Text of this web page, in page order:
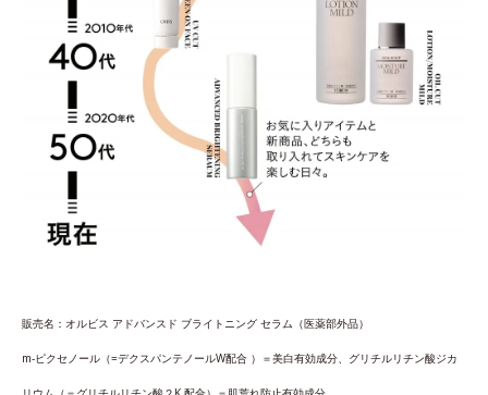
販売名：オルビス アドバンスド ブライトニング セラム（医薬部外品）
m‐ピクセノール（=デクスパンテノールW配合 ）＝美白有効成分、グリチルリチン酸ジカ